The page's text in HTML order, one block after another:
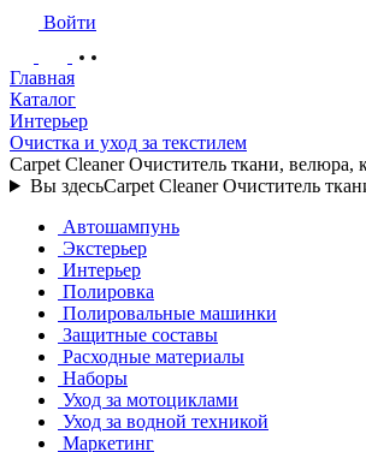
Войти
Главная
Каталог
Интерьер
Очистка и уход за текстилем
Carpet Cleaner Очиститель ткани, велюра,
Вы здесьCarpet Cleaner Очиститель
Автошампунь
Экстерьер
Интерьер
Полировка
Полировальные машинки
Защитные составы
Расходные материалы
Наборы
Уход за мотоциклами
Уход за водной техникой
Маркетинг